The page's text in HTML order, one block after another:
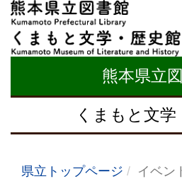
熊本県立
くまもと文学
県立トップページ イベン